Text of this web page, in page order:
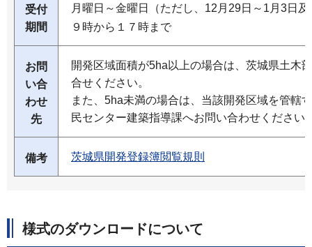
受付
期間
月曜日～金曜日（ただし、12月29日～1月3日
９時から１７時まで
お問
い合
わせ
先
開発区域面積が5ha以上の場合は、茨城県土木
合せください。
また、5ha未満の場合は、当該開発区域を管轄
民センター建築指導課へお問い合わせください
備考 茨城県開発登録簿閲覧規則
様式のダウンロードについて